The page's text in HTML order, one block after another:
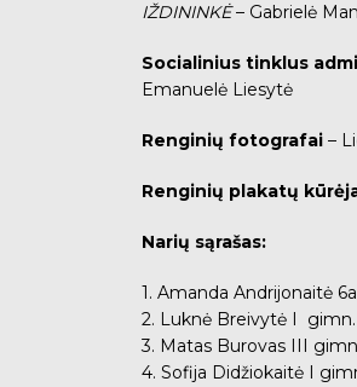
IŽDININKĖ– Gabrielė
Socialinius tinklus
Emanuelė Liesytė
Renginių fotografai –
Renginių plakatų
Narių sąrašas:
1. Amanda Andrijonaitė
2. Luknė Breivytė I gimn.
3. Matas Burovas III
4. Sofija Didžiokaitė I